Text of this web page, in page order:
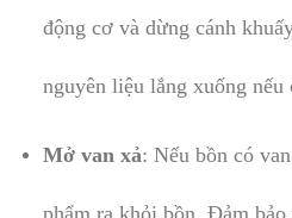
động cơ và dừng cánh
nguyên liệu lắng xuống nếu
Mở van xả: Nếu bồn có